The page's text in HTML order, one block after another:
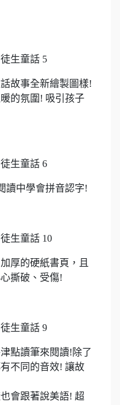
故事全新繪製圖樣!
的氛圍! 吸引孩子
讀中學會拼音認字!
厚的硬紙書頁，且
撕破、受傷!
點讀筆來閱讀!除了
不同的音效! 讓故
會跟著說美語! 超